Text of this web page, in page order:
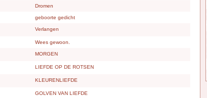
Dromen
geboorte gedicht
Verlangen
Wees gewoon.
MORGEN
LIEFDE OP DE ROTSEN
KLEURENLIEFDE
GOLVEN VAN LIEFDE